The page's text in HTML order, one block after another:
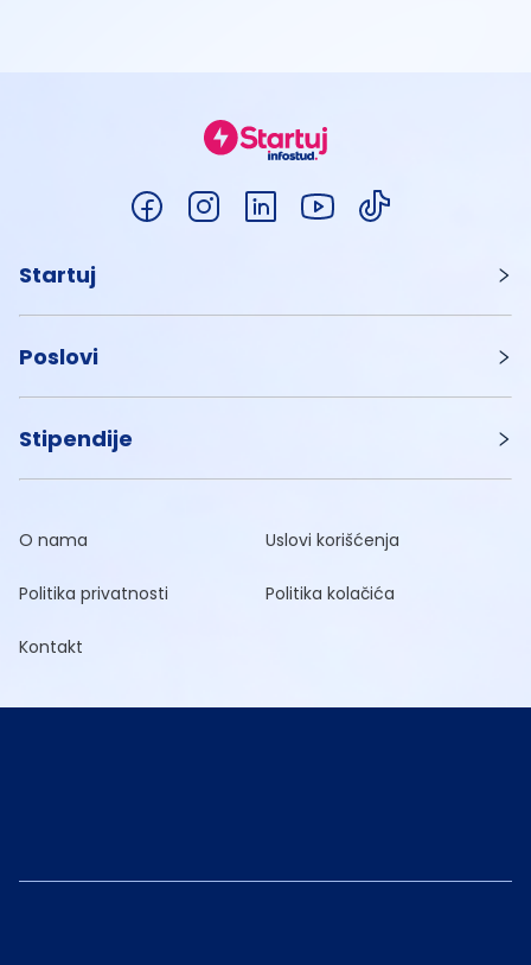
Startuj
Poslovi
Stipendije
O nama Uslovi korišćenja
Politika privatnosti Politika kolačića
Kontakt